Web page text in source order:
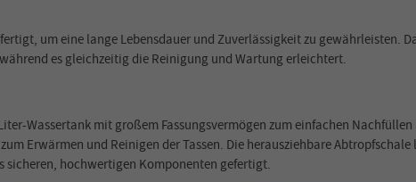
um eine lange Lebensdauer und Zuverlässigkeit zu gewährleisten.
es gleichzeitig die Reinigung und Wartung erleichtert.
Wassertank mit großem Fassungsvermögen zum einfachen
Erwärmen und Reinigen der Tassen. Die herausziehbare
sicheren, hochwertigen Komponenten gefertigt.